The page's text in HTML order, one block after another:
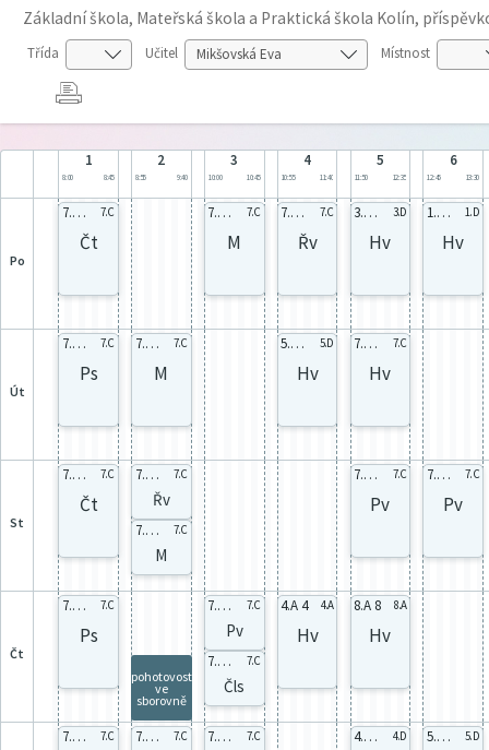
Základní škola, Mateřská škola a Praktická škola Kolín,
Třída Učitel Místnost
1
8:00 8:45
2
8:55 9:40
3
10:00 10:45
4
10:55 11:40
5
11:50 12:35
6
12:45 13:30
po
7.C celá 7.C
Čt
7.C celá 7.C
M
7.C 7,8 7.C
Řv
3.D celá 3.D
Hv
1.D celá 1.D
Hv
út
7.C celá 7.C
Ps
7.C celá 7.C
M
5.D celá 5.D
Hv
7.C celá 7.C
Hv
st
7.C celá 7.C
Čt
7.C 6 7.C
Řv
7.C 7-10 7.C
M
7.C celá 7.C
Pv
7.C 7-10 7.C
Pv
čt
7.C celá 7.C
Ps
7.C 6 7.C
Pv
7.C 7-10 7.C
Čls
4.A 4 4.A
Hv
8.A 8 8.A
Hv
pohotovost
ve
sborovně
7.C celá 7.C 7.C 6 7.C 7.C celá 7.C 4.D celá 4.D 5.D celá 5.D